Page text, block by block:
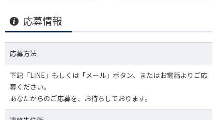
応募情報
応募方法
下記「LINE」もしくは「メール」ボタン、またはお電話よりご応
募ください。
あなたからのご応募を、お待ちしております。